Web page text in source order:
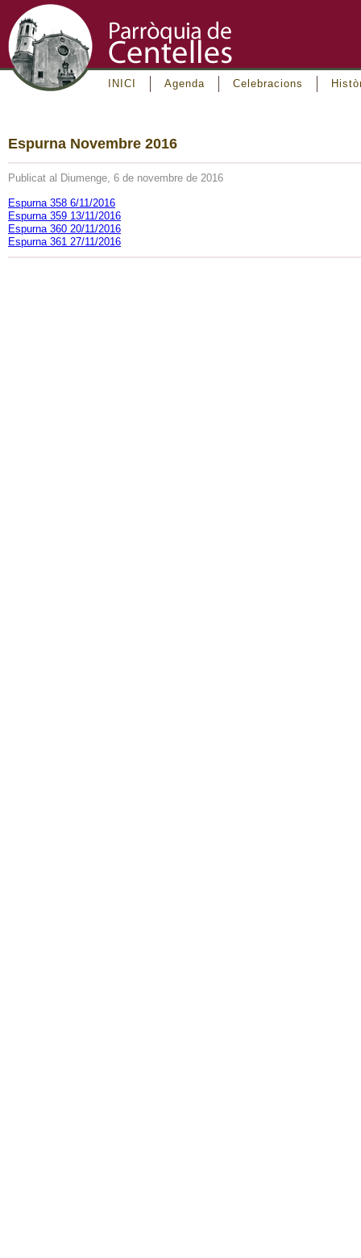
INICI Agenda Celebracions
Espurna Novembre 2016
Publicat al Diumenge, 6 de novembre de 2016
Espurna 358 6/11/2016
Espurna 359 13/11/2016
Espurna 360 20/11/2016
Espurna 361 27/11/2016